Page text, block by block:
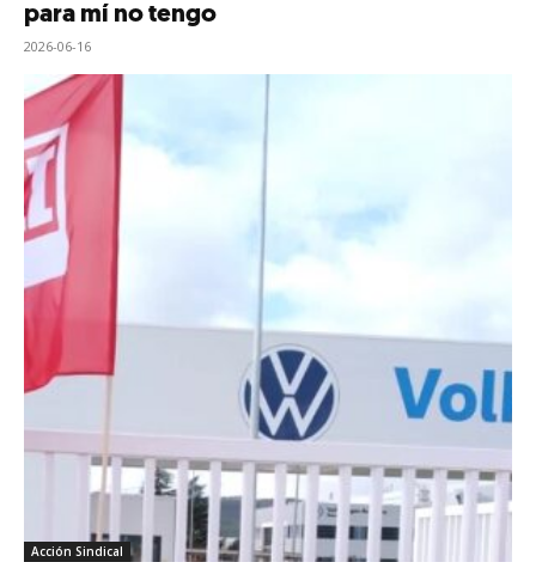
para mí no tengo
2026-06-16
Acción Sindical